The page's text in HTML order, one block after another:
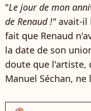
"Le jour de mon
de Renaud !"avait-il
fait que Renaud
la date de son
doute que l'artiste,
Manuel Séchan,